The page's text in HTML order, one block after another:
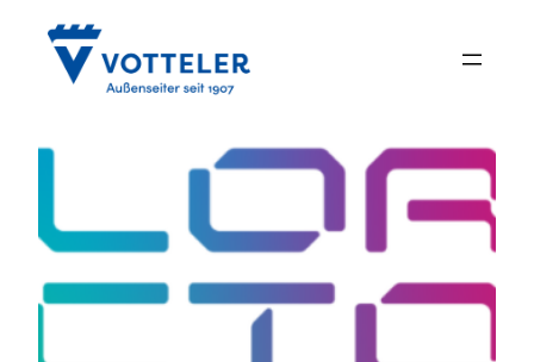
Inhalt
springen